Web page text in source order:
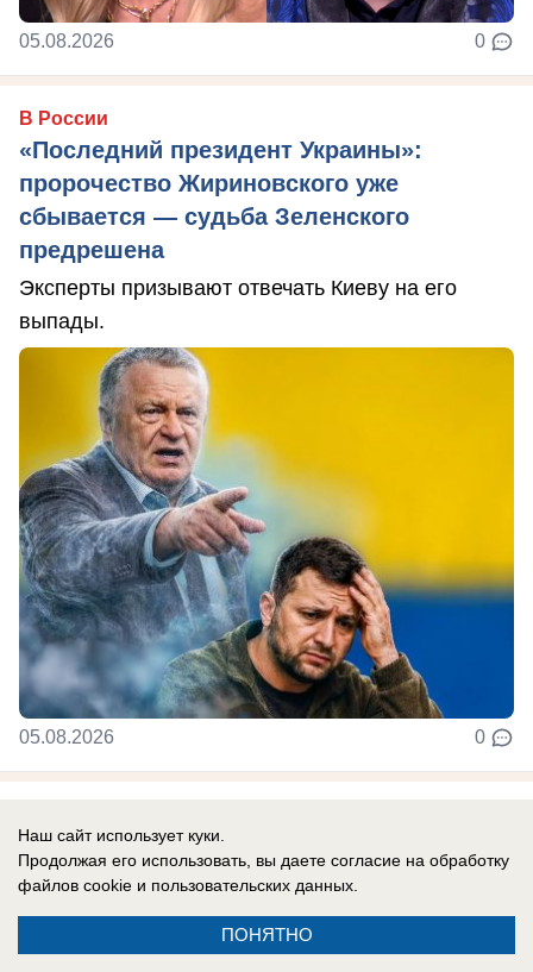
05.08.2026 0
В России
«Последний президент Украины»:
пророчество Жириновского уже
сбывается — судьба Зеленского
предрешена
Эксперты призывают отвечать Киеву на его
выпады.
05.08.2026 0
«Шут не стал королем»: у Зеленского
истерика — он оторван от реальности,
считает эксперт
По словам подполковника Дэвиса,
Наш сайт использует куки.
Продолжая его использовать, вы даете согласие на обработку
файлов cookie и пользовательских данных.
ПОНЯТНО